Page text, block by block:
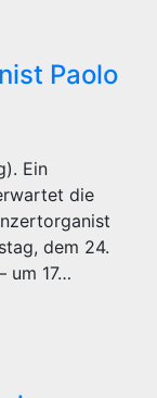
Paolo
Ein
die
dem 24.
um 17…